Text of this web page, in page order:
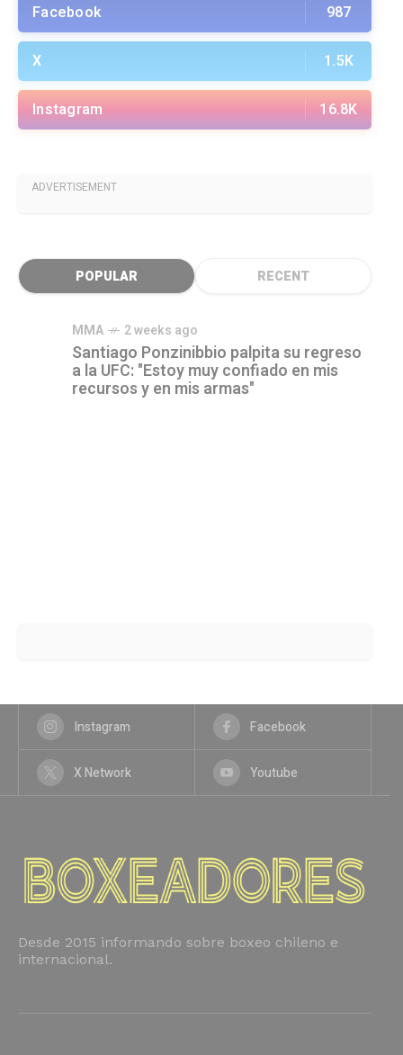
Facebook 987
X 1.5K
Instagram 16.8K
ADVERTISEMENT
POPULAR RECENT
MMA 2 weeks ago
Santiago Ponzinibbio palpita su regreso
a la UFC: "Estoy muy confiado en mis
recursos y en mis armas"
Instagram Facebook
X Network Youtube
Desde 2015 informando sobre boxeo chileno e
internacional.